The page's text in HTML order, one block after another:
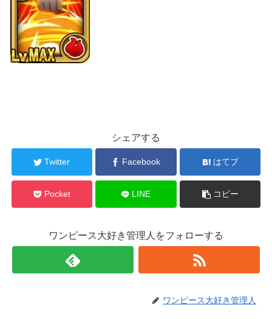
シェアする
Twitter Facebook はてブ
Pocket LINE コピー
ワンピース大好き管理人をフォローする
ワンピース大好き管理人